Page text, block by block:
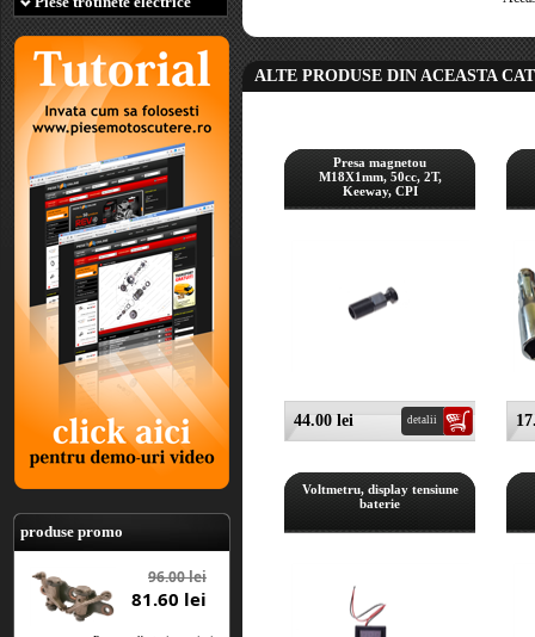
produse promo
96.00 lei
81.60 lei
ALTE PRODUSE DIN ACEASTA
Presa magnetou
M18X1mm, 50cc, 2T,
Keeway, CPI
44.00 lei detalii
Voltmetru, display tensiune
baterie